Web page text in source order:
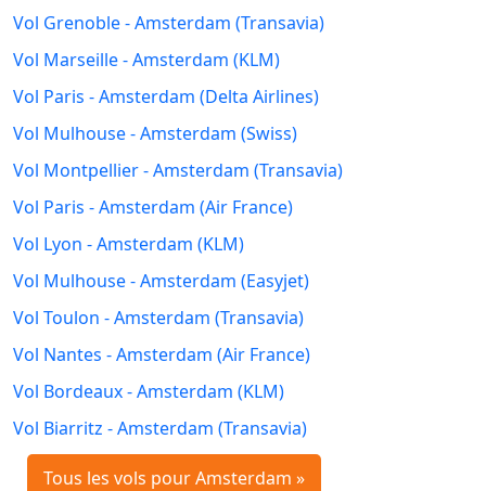
Vol Grenoble - Amsterdam (Transavia)
Vol Marseille - Amsterdam (KLM)
Vol Paris - Amsterdam (Delta Airlines)
Vol Mulhouse - Amsterdam (Swiss)
Vol Montpellier - Amsterdam (Transavia)
Vol Paris - Amsterdam (Air France)
Vol Lyon - Amsterdam (KLM)
Vol Mulhouse - Amsterdam (Easyjet)
Vol Toulon - Amsterdam (Transavia)
Vol Nantes - Amsterdam (Air France)
Vol Bordeaux - Amsterdam (KLM)
Vol Biarritz - Amsterdam (Transavia)
Tous les vols pour Amsterdam »